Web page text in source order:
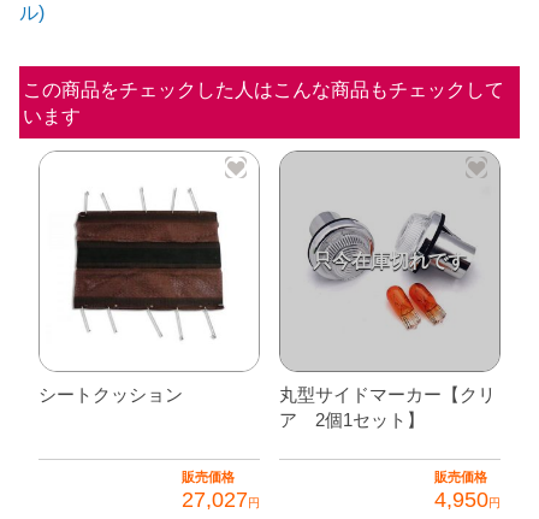
ベ
ゲ
ー
ジ
グ
リ
ル)
この商品をチェックした人はこんな商品もチェックして
います
シートクッション
販売価格
27,027円
丸型サイドマーカー【クリ
ア 2個1セット】
販売価格
4,950円